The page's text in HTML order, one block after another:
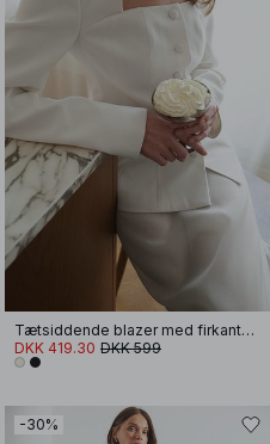
Tætsiddende blazer med firkantet halsudskæring
DKK 419.30 DKK 599
-30%